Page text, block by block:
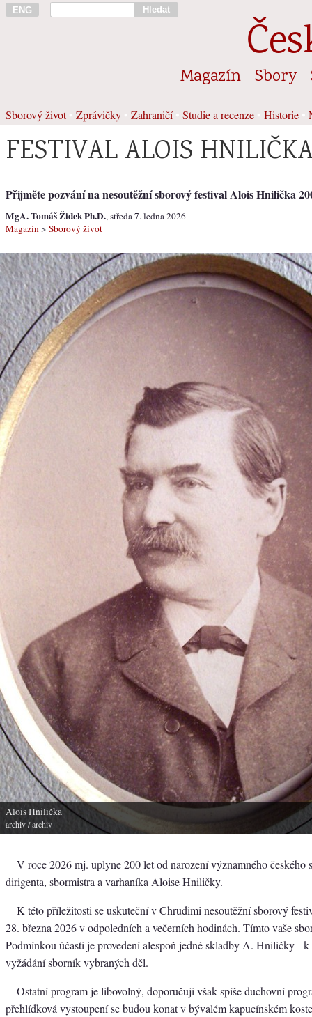
ENG Hledat
Magazín Sbory
Sborový život• Zprávičky Zahraničí• Studie a recenze Historie
FESTIVAL ALOIS
Přijměte pozvání na nesoutěžní sborový festival Alois Hnilička
MgA. Tomáš Židek Ph.D., středa 7. ledna 2026
Magazín > Sborový život
Alois Hnilička
archiv/ archiv
V roce 2026 mj. uplyne 200 let od narození významného českého
dirigenta, sbormistra a varhaníka Aloise Hniličky.
K této příležitosti se uskuteční v Chrudimi nesoutěžní sborový
28. března 2026 v odpoledních a večerních hodinách. Tímto vaše
Podmínkou účasti je provedení alespoň jedné skladby A. Hniličky -
vyžádání sborník vybraných děl.
Ostatní program je libovolný, doporučuji však spíše duchovní
přehlídková vystoupení se budou konat v bývalém kapucínském